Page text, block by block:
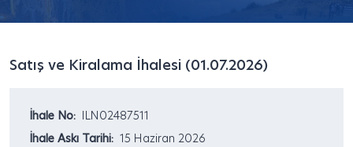
Satış ve Kiralama İhalesi (01.07.2026)
İhale No: ILN02487511
İhale Askı Tarihi: 15 Haziran 2026